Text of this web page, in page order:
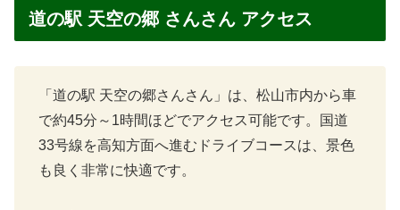
道の駅 天空の郷 さんさん アクセス
「道の駅 天空の郷さんさん」は、松山市内から車
で約45分～1時間ほどでアクセス可能です。国道
33号線を高知方面へ進むドライブコースは、景色
も良く非常に快適です。